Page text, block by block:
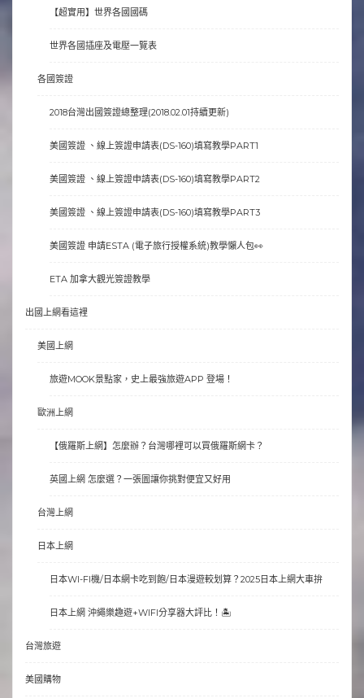
【超實用】世界各國國碼
世界各國插座及電壓一覽表
各國簽證
2018台灣出國簽證總整理(2018.02.01持續更新)
美國簽證 、線上簽證申請表(DS-160)填寫教學PART1
美國簽證 、線上簽證申請表(DS-160)填寫教學PART2
美國簽證 、線上簽證申請表(DS-160)填寫教學PART3
美國簽證 申請ESTA (電子旅行授權系統)教學懶人包👀
ETA 加拿大觀光簽證教學
出國上網看這裡
美國上網
旅遊MOOK景點家，史上最強旅遊APP 登場！
歐洲上網
【俄羅斯上網】怎麼辦？台灣哪裡可以買俄羅斯網卡？
英國上網 怎麼選？一張圖讓你挑對便宜又好用
台灣上網
日本上網
日本WI-FI機/日本網卡吃到飽/日本漫遊較划算？2025日本上網大車拚
日本上網 沖繩樂趣遊+WIFI分享器大評比！🏝
台灣旅遊
美國購物